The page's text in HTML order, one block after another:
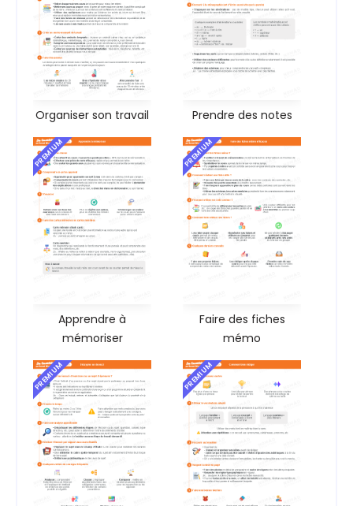
Organiser son travail Prendre des notes
PREMIUM
Apprendre à
mémoriser
PREMIUM
Faire des fiches
mémo
PREMIUM PREMIUM